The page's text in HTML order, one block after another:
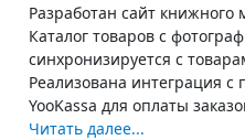
Разработан сайт книжного
Каталог товаров с
синхронизируется с
Реализована интеграция
YooKassa для оплаты
Читать далее...